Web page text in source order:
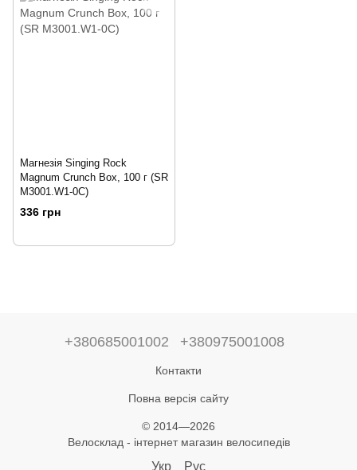
Магнезія Singing Rock
Magnum Crunch Box, 100 г (SR
M3001.W1-0C)
336 грн
+380685001002 +380975001008
Контакти
Повна версія сайту
© 2014—2026
Велосклад - інтернет магазин велосипедів
Укр Рус